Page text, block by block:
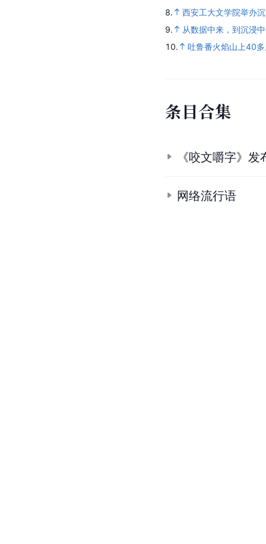
8.
西安工大文学院举办
9.
从数据中来，到沉浸
10.
吐鲁番火焰山上40
条目合集
《咬文嚼字》
网络流行语